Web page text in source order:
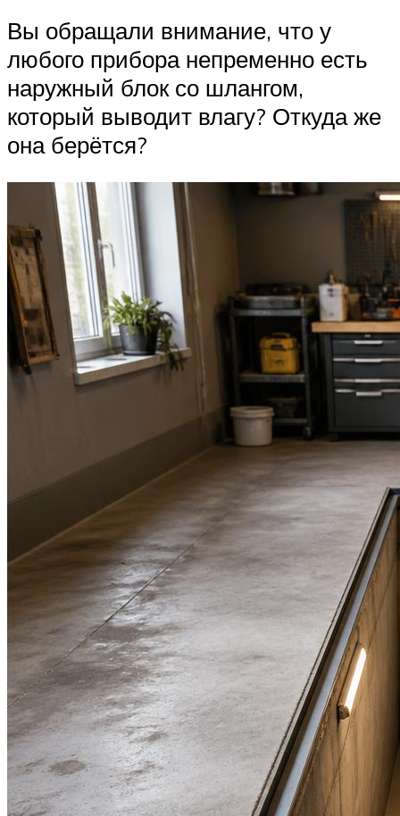
Вы обращали внимание, что у
любого прибора непременно есть
наружный блок со шлангом,
который выводит влагу? Откуда же
она берётся?